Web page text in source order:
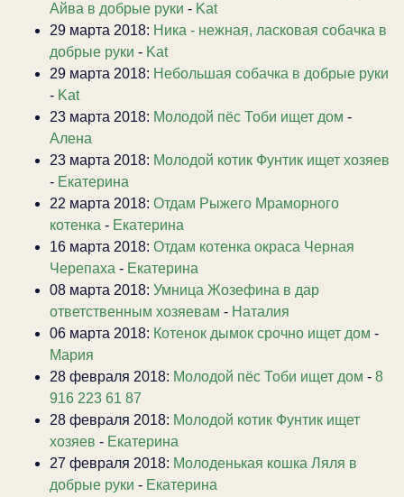
Айва в добрые руки - Kat
29 марта 2018: Ника - нежная, ласковая собачка в
добрые руки - Kat
29 марта 2018: Небольшая собачка в добрые руки
- Kat
23 марта 2018: Молодой пёс Тоби ищет дом -
Алена
23 марта 2018: Молодой котик Фунтик ищет хозяев
- Екатерина
22 марта 2018: Отдам Рыжего Мраморного
котенка - Екатерина
16 марта 2018: Отдам котенка окраса Черная
Черепаха - Екатерина
08 марта 2018: Умница Жозефина в дар
ответственным хозяевам - Наталия
06 марта 2018: Котенок дымок срочно ищет дом -
Мария
28 февраля 2018: Молодой пёс Тоби ищет дом - 8
916 223 61 87
28 февраля 2018: Молодой котик Фунтик ищет
хозяев - Екатерина
27 февраля 2018: Молоденькая кошка Ляля в
добрые руки - Екатерина